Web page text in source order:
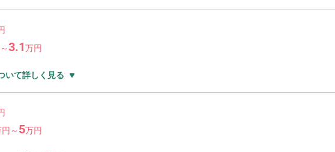
3.1万円
いて詳しく見る
円～ 5万円